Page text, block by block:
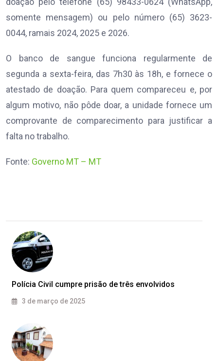
somente mensagem) ou pelo número (65) 3623-
0044, ramais 2024, 2025 e 2026.
O banco de sangue funciona regularmente de
segunda a sexta-feira, das 7h30 às 18h, e fornece o
atestado de doação. Para quem compareceu e, por
algum motivo, não pôde doar, a unidade fornece um
comprovante de comparecimento para justificar a
falta no trabalho.
Fonte: Governo MT – MT
Polícia Civil cumpre prisão de três envolvidos
3 de março de 2025